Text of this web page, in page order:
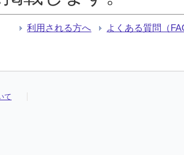
利用される方へ よくある質問（
て